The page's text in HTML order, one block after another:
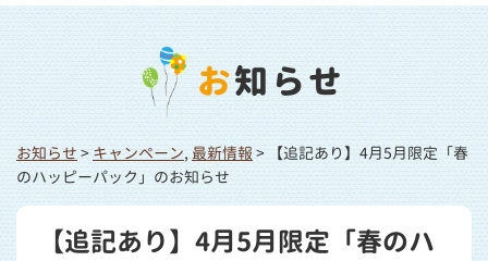
お知らせ
お知らせ > キャンペーン, 最新情報 >
【追記あり】4月5月限定「春
のハッピーパック」のお知らせ
【追記あり】4月5月限定「春のハ